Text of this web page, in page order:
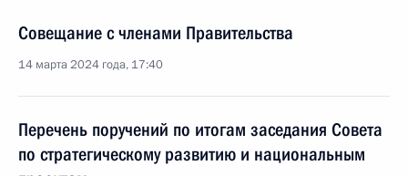
Совещание с членами Правительства
14 марта 2024 года, 17:40
Перечень поручений по итогам заседания Совета
по стратегическому развитию и национальным